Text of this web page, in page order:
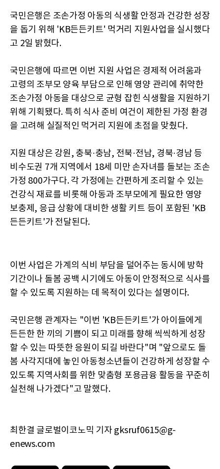
국민은행은 조손가정 아동의 식생활 안정과 건강한 성장
을 돕기 위해 'KB든든키트' 먹거리 지원사업을 실시했다
고 2일 밝혔다.
국민은행에 따르면 이번 지원 사업은 경제적 어려움과
고령의 조부모 양육 부담으로 인해 영양 관리에 취약한
조손가정 아동을 대상으로 균형 잡힌 식생활을 지원하기
위해 기획됐다. 특히 식사 준비 여건이 제한된 가정 환경
을 고려해 실질적인 먹거리 지원에 초점을 맞췄다.
지원 대상은 강원, 충북·충남, 전북·전남, 경북·경남 등
비수도권 7개 지역에서 18세 미만 손자녀를 돌보는 조손
가정 800가구다. 각 가정에는 간편하게 조리할 수 있는
건강식 재료를 비롯해 아동과 조부모에게 필요한 영양
보충제, 응급 상황에 대비한 생활 키트 등이 포함된 'KB
든든키트'가 전달된다.
이번 사업은 가계의 식비 부담을 덜어주는 동시에 방학
기간이나 돌봄 공백 시기에도 아동이 안정적으로 식사를
할 수 있도록 지원하는 데 목적이 있다는 설명이다.
국민은행 관계자는 "이번 'KB든든키트'가 아이들에게
든든한 한 끼의 기쁨이 되고 미래를 향해 씩씩하게 성장
할 수 있는 따뜻한 응원이 되길 바란다"며 "앞으로도 돌
봄 사각지대에 놓인 아동청소년들이 건강하게 성장할 수
있도록 지역사회를 위한 맞춤형 포용금융 활동을 꾸준히
실천해 나가겠다"고 말했다.
최한결 글로벌이코노믹 기자 gksruf0615@g-
enews.com